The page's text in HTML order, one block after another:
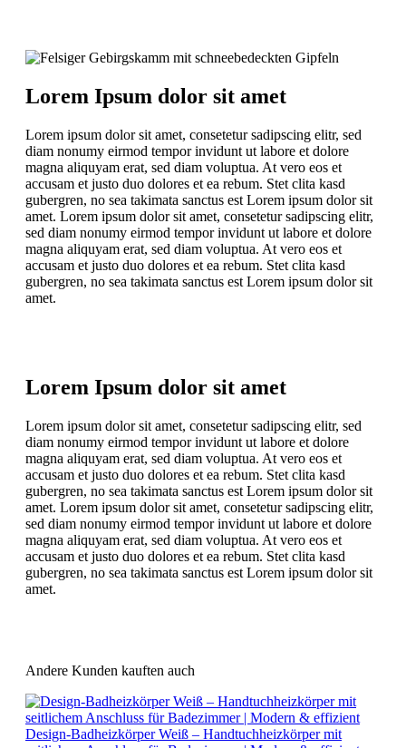
Lorem Ipsum dolor sit amet
Lorem ipsum dolor sit amet, consetetur sadipscing elitr, sed
diam nonumy eirmod tempor invidunt ut labore et dolore
magna aliquyam erat, sed diam voluptua. At vero eos et
accusam et justo duo dolores et ea rebum. Stet clita kasd
gubergren, no sea takimata sanctus est Lorem ipsum dolor sit
amet. Lorem ipsum dolor sit amet, consetetur sadipscing elitr,
sed diam nonumy eirmod tempor invidunt ut labore et dolore
magna aliquyam erat, sed diam voluptua. At vero eos et
accusam et justo duo dolores et ea rebum. Stet clita kasd
gubergren, no sea takimata sanctus est Lorem ipsum dolor sit
amet.
Lorem Ipsum dolor sit amet
Lorem ipsum dolor sit amet, consetetur sadipscing elitr, sed
diam nonumy eirmod tempor invidunt ut labore et dolore
magna aliquyam erat, sed diam voluptua. At vero eos et
accusam et justo duo dolores et ea rebum. Stet clita kasd
gubergren, no sea takimata sanctus est Lorem ipsum dolor sit
amet. Lorem ipsum dolor sit amet, consetetur sadipscing elitr,
sed diam nonumy eirmod tempor invidunt ut labore et dolore
magna aliquyam erat, sed diam voluptua. At vero eos et
accusam et justo duo dolores et ea rebum. Stet clita kasd
gubergren, no sea takimata sanctus est Lorem ipsum dolor sit
amet.
Andere Kunden kauften auch
Design-Badheizkörper Weiß – Handtuchheizkörper mit